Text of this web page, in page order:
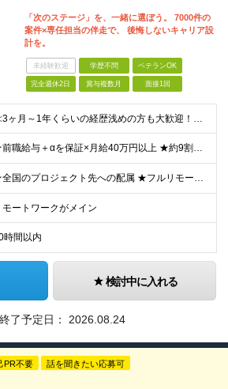
「次のステージ」を、一緒に選ぼう。 7000件の
案件×専任担当の伴走で、 後悔しないキャリア設
計を。
未経験歓迎 学歴不問 ベテランOK
完全週休2日 賞与複数月 面接1回
≪3ヶ月～1年くらいの経歴浅めの方も大歓迎！≫ ★設計・構築から運用・保守まで、フェーズ不問で歓迎します！ ■インフラエンジニアとして何かしらの経験をお持ちの方（工程不問） ■第二新卒・ブランクOK
★前職給与＋αを保証×月給40万円以上 ★約9割が前職より給与アップを実現 月給40万円以上＋各種手当＋賞与 ＜9割が年収アップを実現＞ 入社されたエンジニアの9割が前職よりも給与アップをしていま
★全国のプロジェクト先への配属 ★フルリモートワーク案件あり ★転勤なし 勤務地はご希望を考慮し、決定します。 「自宅から近い場所が良い」といった要望もお聞かせください！ ＜配属エリア＞ ［東北］
モートワークがメイン
時間以内
検討中に入れる
了予定日： 2026.08.24
PR不要 話を聞きたい応募可